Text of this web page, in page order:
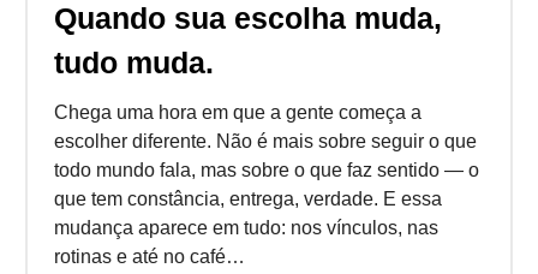
Quando sua escolha muda,
tudo muda.
Chega uma hora em que a gente começa a
escolher diferente. Não é mais sobre seguir o que
todo mundo fala, mas sobre o que faz sentido — o
que tem constância, entrega, verdade. E essa
mudança aparece em tudo: nos vínculos, nas
rotinas e até no café…